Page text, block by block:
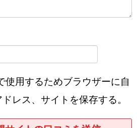
使用するためブラウザーに自
レス、サイトを保存する。